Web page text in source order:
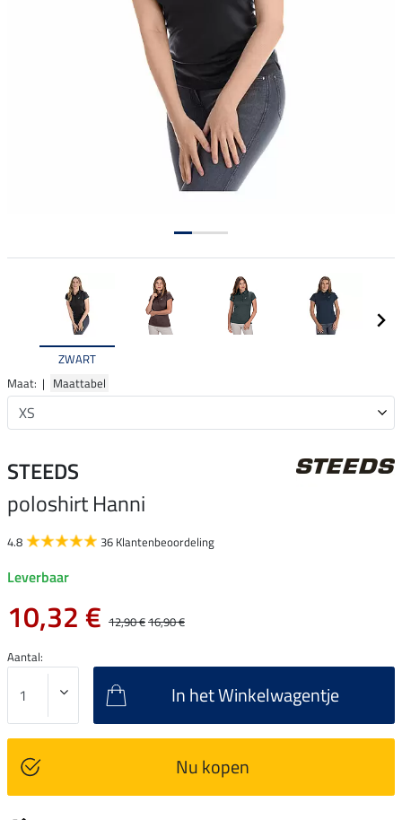
ZWART
Maat: | Maattabel
STEEDS
poloshirt Hanni
4.8 36 Klantenbeoordeling
Leverbaar
10,32 € 12,90 €16,90 €
Aantal:
In het Winkelwagentje
Nu kopen